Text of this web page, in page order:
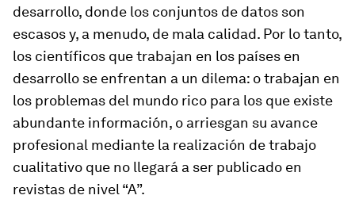
desarrollo, donde los conjuntos de datos son
escasos y, a menudo, de mala calidad. Por lo tanto,
los científicos que trabajan en los países en
desarrollo se enfrentan a un dilema: o trabajan en
los problemas del mundo rico para los que existe
abundante información, o arriesgan su avance
profesional mediante la realización de trabajo
cualitativo que no llegará a ser publicado en
revistas de nivel “A”.